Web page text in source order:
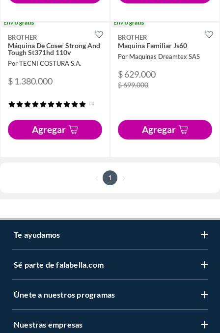
Envíogratis
BROTHER
Máquina De Coser Strong And
Tough St371hd 110v
Por TECNI COSTURA S.A.
$ 1.380.000
(3)
Agregar
Envíogratis
BROTHER
Maquina Familiar Js60
Por Maquinas Dreamtex SAS
$ 629.000
$ 699.000
Agregar
1
Te ayudamos
Sé parte de falabella.com
Únete a nuestros programas
Nuestras empresas